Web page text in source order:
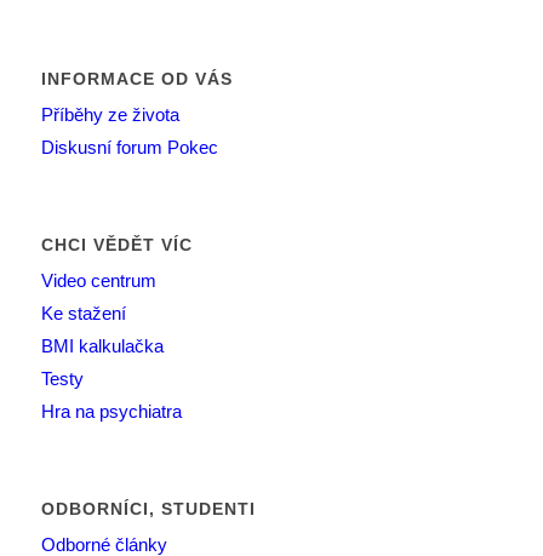
INFORMACE OD VÁS
Příběhy ze života
Diskusní forum Pokec
CHCI VĚDĚT VÍC
Video centrum
Ke stažení
BMI kalkulačka
Testy
Hra na psychiatra
ODBORNÍCI, STUDENTI
Odborné články